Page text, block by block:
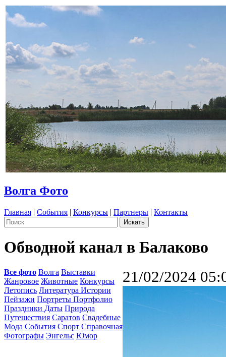
Волга Фото
Главная | События | Конкурсы | Партнеры | Контакты
Обводной канал в Балаково
Все фото Волга Выставки
Жанровое Животные Конкурсы
Летопись Литература Истории
Пейзажи Портреты Портфолио
Праздники Даты Природа
Путешествия Саратов Свадебные
Мода События Спорт Справочная
Фотографы Энгельс Юмор
21/02/2024